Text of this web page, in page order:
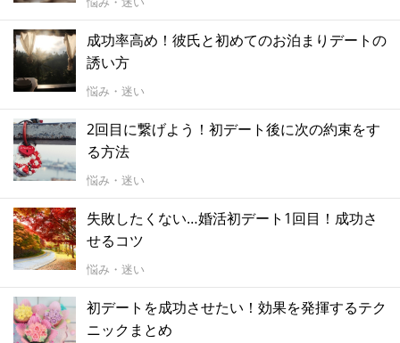
成功率高め！彼氏と初めてのお泊まりデートの
誘い方
悩み・迷い
2回目に繋げよう！初デート後に次の約束をす
る方法
悩み・迷い
失敗したくない…婚活初デート1回目！成功さ
せるコツ
悩み・迷い
初デートを成功させたい！効果を発揮するテク
ニックまとめ